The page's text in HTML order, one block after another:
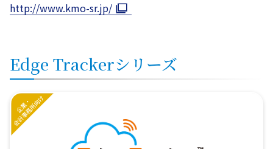
http://www.kmo-sr.jp/
Edge Trackerシリーズ